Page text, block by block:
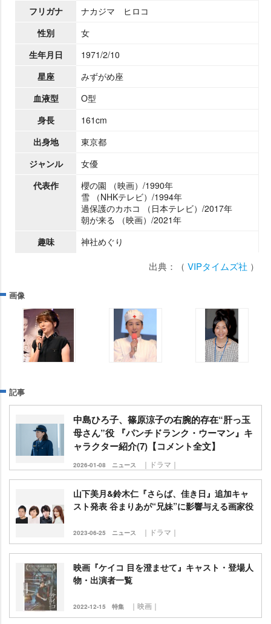
フリガナ
ナカジマ ヒロコ
性別
女
生年月日
1971/2/10
星座
みずがめ座
血液型
O型
身長
161cm
出身地
東京都
ジャンル
女優
代表作
櫻の園 （映画）/1990年
雪 （NHKテレビ）/1994年
過保護のカホコ （日本テレビ）/2017年
朝が来る （映画）/2021年
趣味
神社めぐり
出典：（ VIPタイムズ社 ）
画像
記事
中島ひろ子、篠原涼子の右腕的存在“肝っ玉
母さん”役 『パンチドランク・ウーマン』キ
ャラクター紹介(7)【コメント全文】
2026-01-08 ニュース ｜ドラマ｜
山下美月&鈴木仁『さらば、佳き日』追加キャ
スト発表 谷まりあが“兄妹”に影響与える画家役
2023-06-25 ニュース ｜ドラマ｜
映画『ケイコ 目を澄ませて』キャスト・登場人
物・出演者一覧
2022-12-15 特集 ｜映画｜